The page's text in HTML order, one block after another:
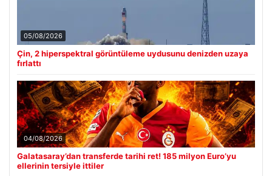
05/08/2026
Çin, 2 hiperspektral görüntüleme uydusunu denizden uzaya
fırlattı
04/08/2026
Galatasaray’dan transferde tarihi ret! 185 milyon Euro’yu
ellerinin tersiyle ittiler